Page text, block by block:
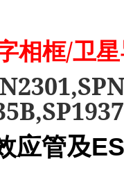
相框/卫
应管及